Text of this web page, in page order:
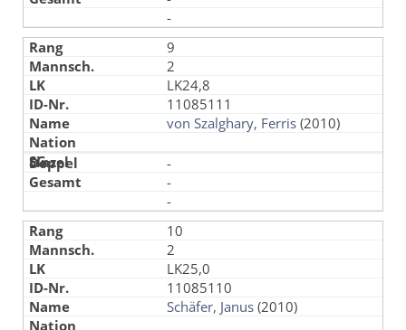
-
9
2
LK24,8
11085111
von Szalghary, Ferris (2010)
-
-
-
10
2
LK25,0
11085110
Schäfer, Janus (2010)